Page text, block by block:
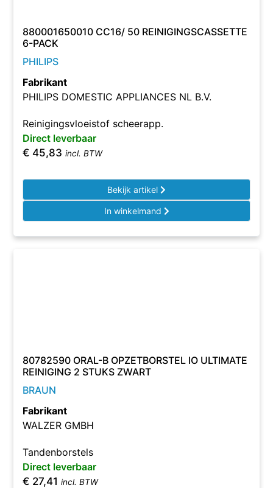
880001650010 CC16/ 50 REINIGINGSCASSETTE
6-PACK
PHILIPS
Fabrikant
PHILIPS DOMESTIC APPLIANCES NL B.V.
Reinigingsvloeistof scheerapp.
Direct leverbaar
€ 45,83 incl. BTW
Bekijk artikel
In winkelmand
80782590 ORAL-B OPZETBORSTEL IO ULTIMATE
REINIGING 2 STUKS ZWART
BRAUN
Fabrikant
WALZER GMBH
Tandenborstels
Direct leverbaar
€ 27,41 incl. BTW